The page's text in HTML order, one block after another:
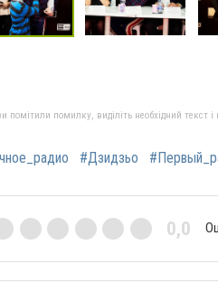
помітили помилку, виділіть необхідний текст
#Дзидзьо
0,0